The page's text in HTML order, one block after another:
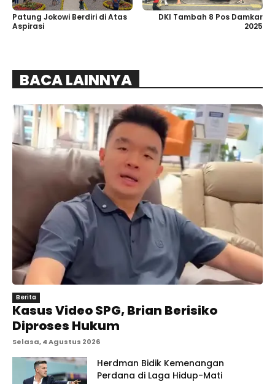
Patung Jokowi Berdiri di Atas
Aspirasi
DKI Tambah 8 Pos Damkar
2025
BACA LAINNYA
Berita
Kasus Video SPG, Brian Berisiko
Diproses Hukum
Selasa, 4 Agustus 2026
Herdman Bidik Kemenangan
Perdana di Laga Hidup-Mati